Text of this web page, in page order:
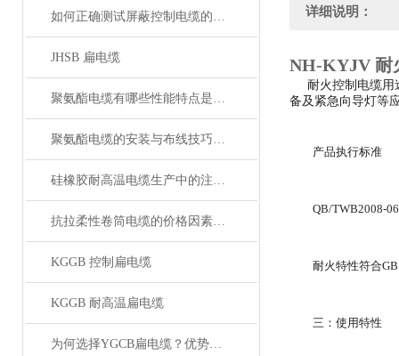
如何正确测试屏蔽控制电缆的性能和质量？
JHSB 扁电缆
聚氨酯电缆有哪些性能特点是我们所不知的？
聚氨酯电缆的安装与布线技巧：如何利用其柔性优化设备内部空间布局？
硅橡胶耐高温电缆生产中的注意事项
抗拉柔性卷筒电缆的价格因素有哪些影响？
KGGB 控制扁电缆
KGGB 耐高温扁电缆
为何选择YGCB扁电缆？优势与技术详解
详细说明：
NH-KYJV 耐
耐火控制电缆用
备及紧急向导灯等
产品执行标准
QB/TWB2008-06
耐火特性符合
三：使用特性